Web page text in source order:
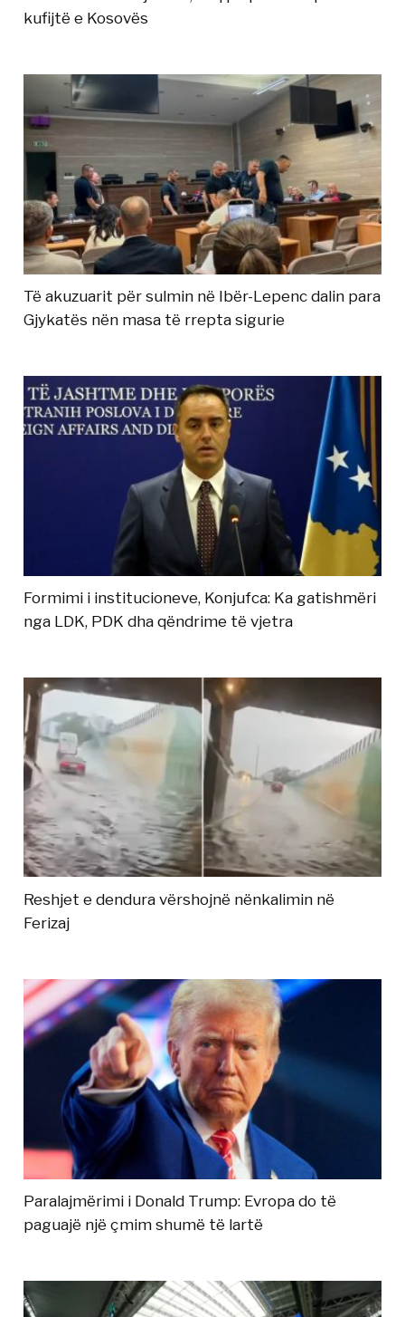
kufijtë e Kosovës
Të akuzuarit për sulmin në Ibër-Lepenc dalin para
Gjykatës nën masa të rrepta sigurie
Formimi i institucioneve, Konjufca: Ka gatishmëri
nga LDK, PDK dha qëndrime të vjetra
Reshjet e dendura vërshojnë nënkalimin në
Ferizaj
Paralajmërimi i Donald Trump: Evropa do të
paguajë një çmim shumë të lartë